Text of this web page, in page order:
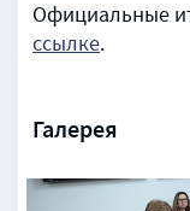
Официальные
ссылке.
Галерея